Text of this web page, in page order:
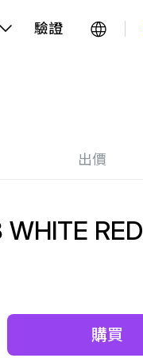
驗證
出價
WHITE RED
購買